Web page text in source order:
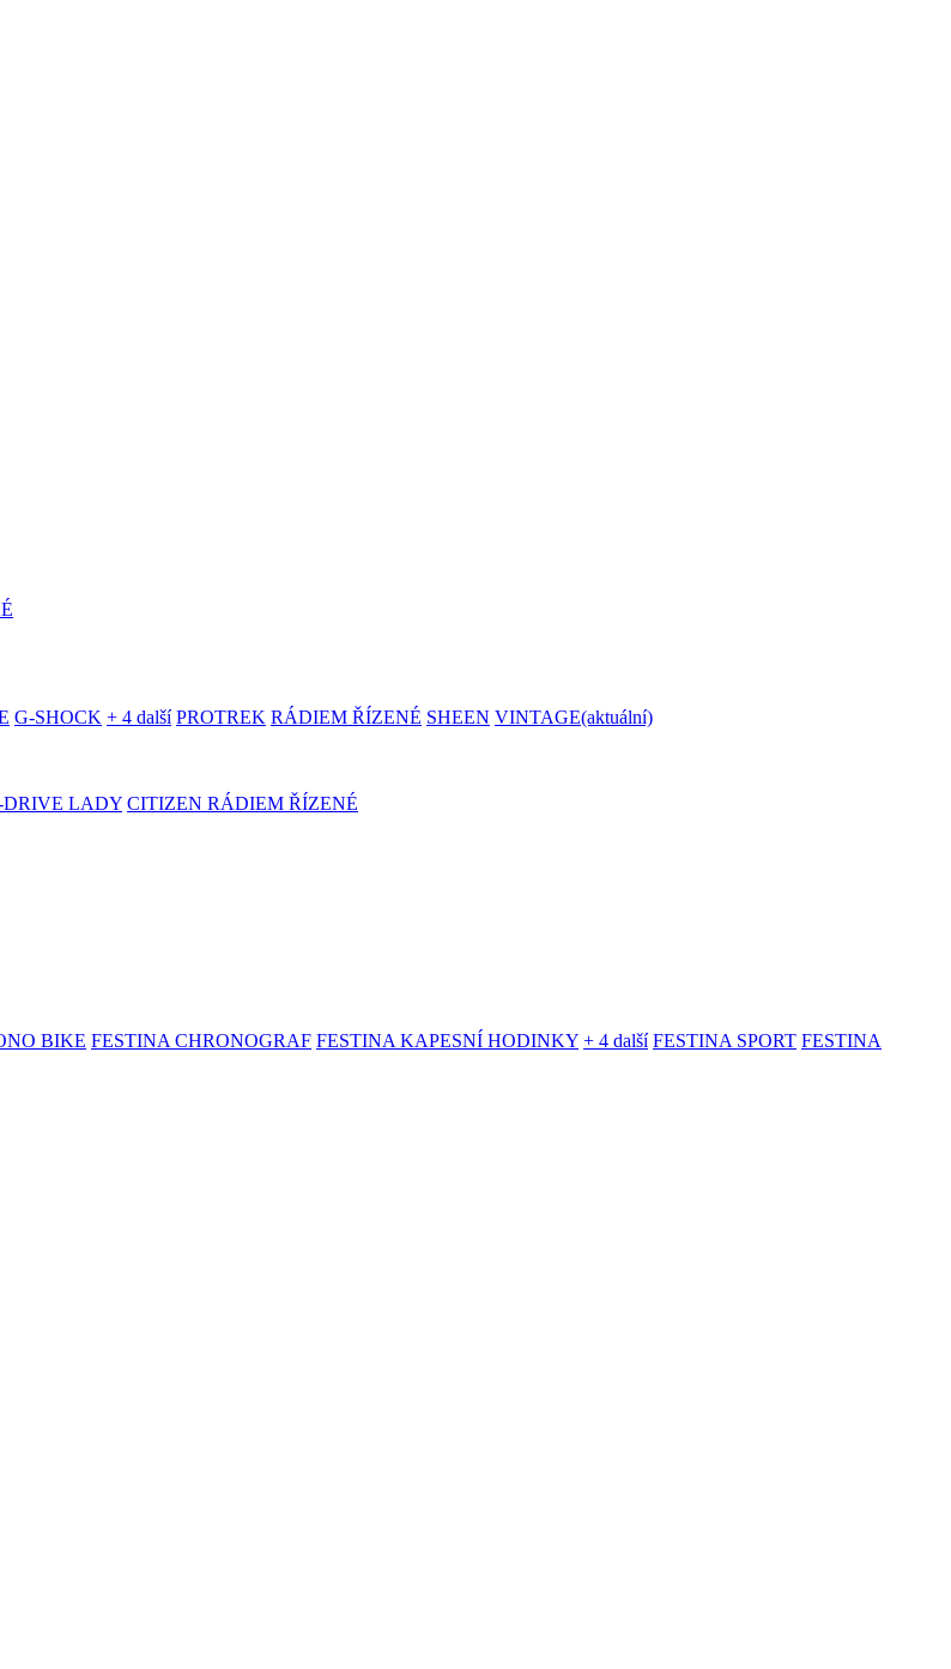
G-SHOCK + 4 další PROTREK RÁDIEM ŘÍZENÉ SHEEN VINTAGE(aktuální)
DRIVE LADY CITIZEN RÁDIEM ŘÍZENÉ
BIKE FESTINA CHRONOGRAF FESTINA KAPESNÍ HODINKY + 4 další FESTINA SPORT FESTINA